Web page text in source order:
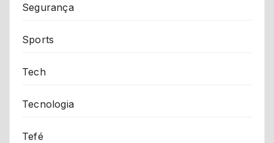
Segurança
Sports
Tech
Tecnologia
Tefé